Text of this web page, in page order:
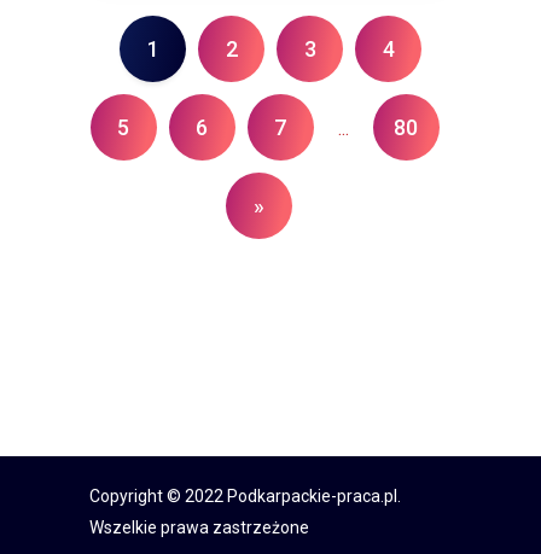
1 2 3 4
5 6 7 ... 80
»
Copyright © 2022 Podkarpackie-praca.pl.
Wszelkie prawa zastrzeżone